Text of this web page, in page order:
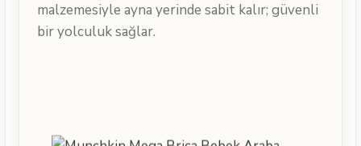
malzemesiyle ayna yerinde sabit kalır; güvenli
bir yolculuk sağlar.